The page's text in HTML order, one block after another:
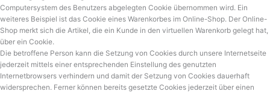
Computersystem des Benutzers abgelegten Cookie übernommen wird. Ein
weiteres Beispiel ist das Cookie eines Warenkorbes im Online-Shop. Der Online-
Shop merkt sich die Artikel, die ein Kunde in den virtuellen Warenkorb gelegt hat,
über ein Cookie.
Die betroffene Person kann die Setzung von Cookies durch unsere Internetseite
jederzeit mittels einer entsprechenden Einstellung des genutzten
Internetbrowsers verhindern und damit der Setzung von Cookies dauerhaft
widersprechen. Ferner können bereits gesetzte Cookies jederzeit über einen